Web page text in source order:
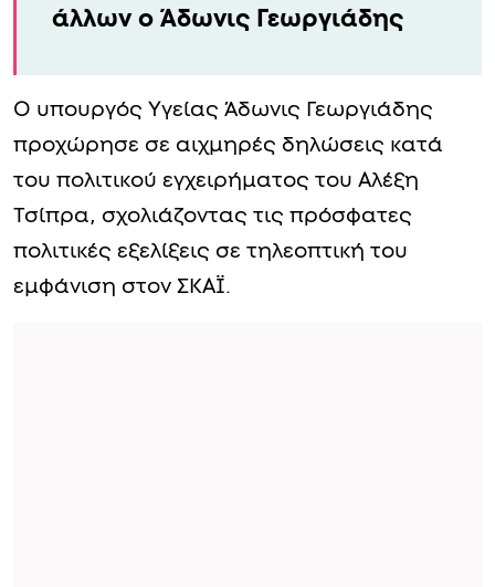
άλλων ο Άδωνις Γεωργιάδης
Ο υπουργός Υγείας Άδωνις Γεωργιάδης
προχώρησε σε αιχμηρές δηλώσεις κατά
του πολιτικού εγχειρήματος του Αλέξη
Τσίπρα, σχολιάζοντας τις πρόσφατες
πολιτικές εξελίξεις σε τηλεοπτική του
εμφάνιση στον ΣΚΑΪ.